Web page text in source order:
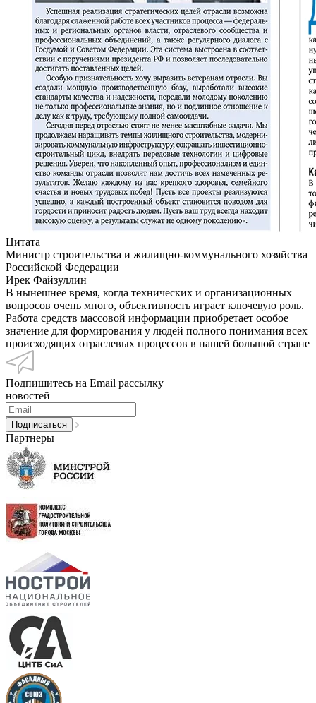
Цитата
Министр строительства и жилищно-коммунального хозяйства
Российской Федерации
Ирек Файзуллин
В нынешнее время, когда технических и организационных
вопросов очень много, объективность играет ключевую роль.
Работа средств массовой информации приобретает особое
значение для формирования у людей полного понимания всех
происходящих отраслевых процессов в нашей большой стране
Подпишитесь на Email рассылку
новостей
Партнеры